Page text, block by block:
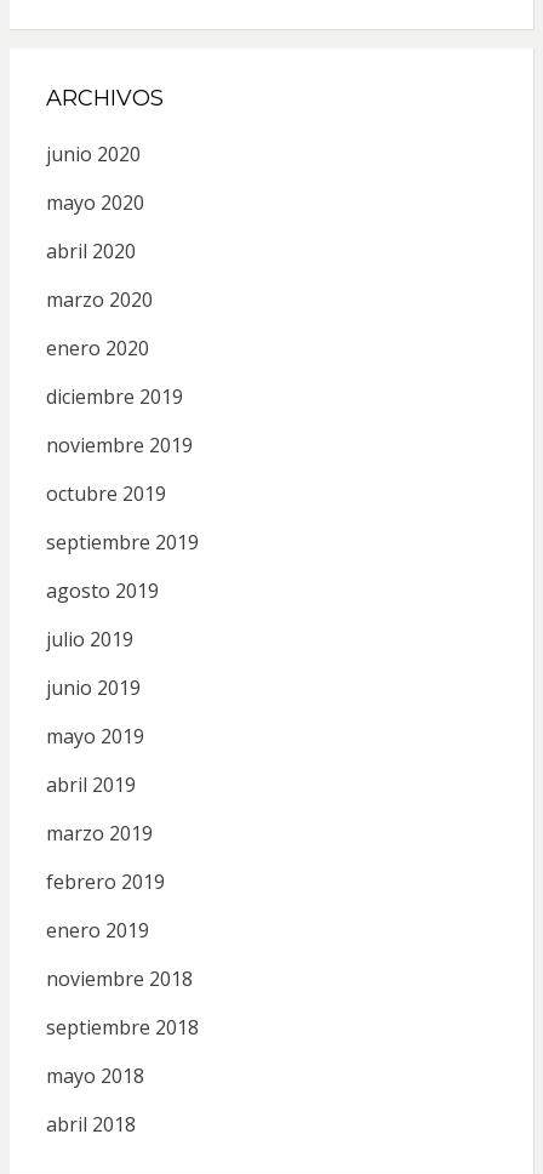
ARCHIVOS
junio 2020
mayo 2020
abril 2020
marzo 2020
enero 2020
diciembre 2019
noviembre 2019
octubre 2019
septiembre 2019
agosto 2019
julio 2019
junio 2019
mayo 2019
abril 2019
marzo 2019
febrero 2019
enero 2019
noviembre 2018
septiembre 2018
mayo 2018
abril 2018